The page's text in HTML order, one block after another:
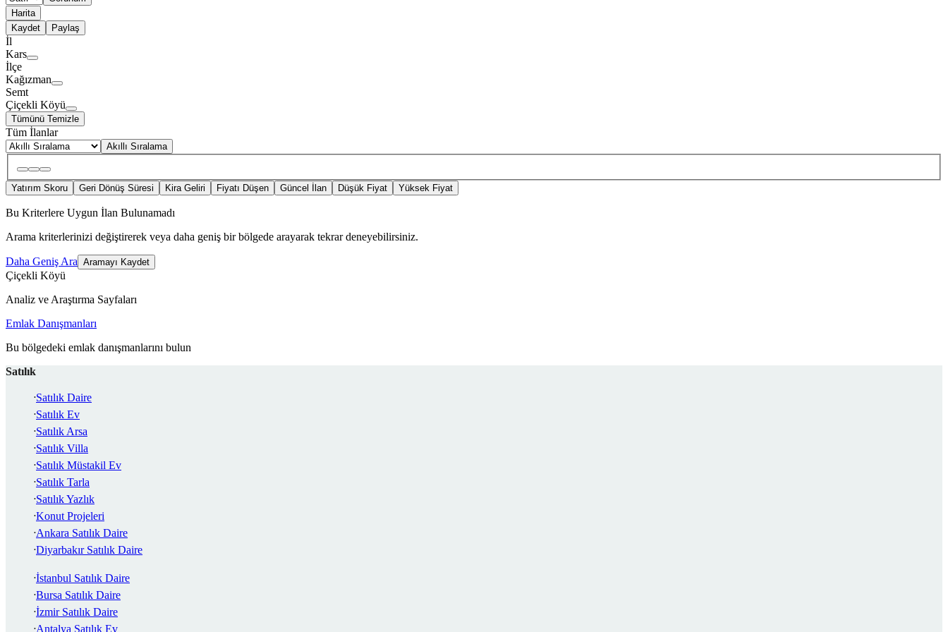
Harita
Kaydet
Paylaş
İl
Kars
İlçe
Kağızman
Semt
Çiçekli Köyü
Tümünü Temizle
Tüm İlanlar
Akıllı Sıralama
Yatırım Skoru Geri Dönüş Süresi Kira Geliri Fiyatı Düşen Güncel İlan Düşük Fiyat Yüksek Fiyat
Bu Kriterlere Uygun İlan Bulunamadı
Arama kriterlerinizi değiştirerek veya daha geniş bir bölgede arayarak tekrar deneyebilirsiniz.
Daha Geniş Ara Aramayı Kaydet
Çiçekli Köyü
Analiz ve Araştırma Sayfaları
Emlak Danışmanları
Bu bölgedeki emlak danışmanlarını bulun
Satılık
Satılık Daire
Satılık Ev
Satılık Arsa
Satılık Villa
Satılık Müstakil Ev
Satılık Tarla
Satılık Yazlık
Konut Projeleri
Ankara Satılık Daire
Diyarbakır Satılık Daire
İstanbul Satılık Daire
Bursa Satılık Daire
İzmir Satılık Daire
Antalya Satılık Ev